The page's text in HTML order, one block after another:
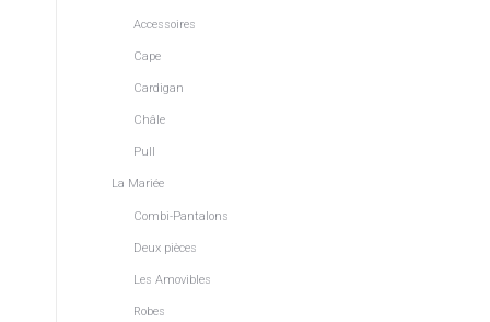
Accessoires
Cape
Cardigan
Châle
Pull
La Mariée
Combi-Pantalons
Deux pièces
Les Amovibles
Robes